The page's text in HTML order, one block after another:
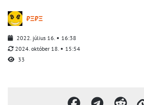
₿Ξ₿Ξ
2022. július 16.
16:38
2024. október 18.
15:54
33